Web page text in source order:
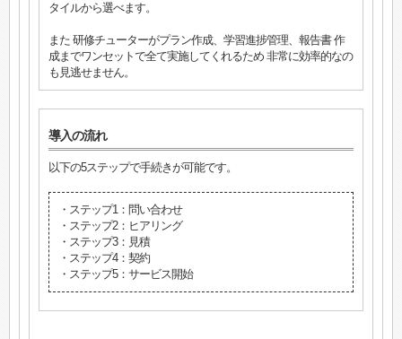
タイルから選べます。
また 研修チューターがプラン作成、学習進捗管理、報告書 作
成までワンセットで全て実施してくれるため 非常に効率的なの
も見逃せません。
導入の流れ
以下の5ステップで手続きが可能です。
・ステップ1：問い合わせ
・ステップ2：ヒアリング
・ステップ3：見積
・ステップ4：契約
・ステップ5：サービス開始